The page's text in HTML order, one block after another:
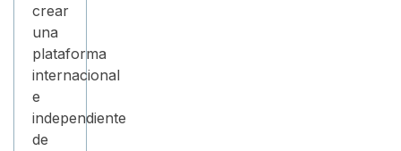
crear
una
plataforma
internacional
e
independiente
de